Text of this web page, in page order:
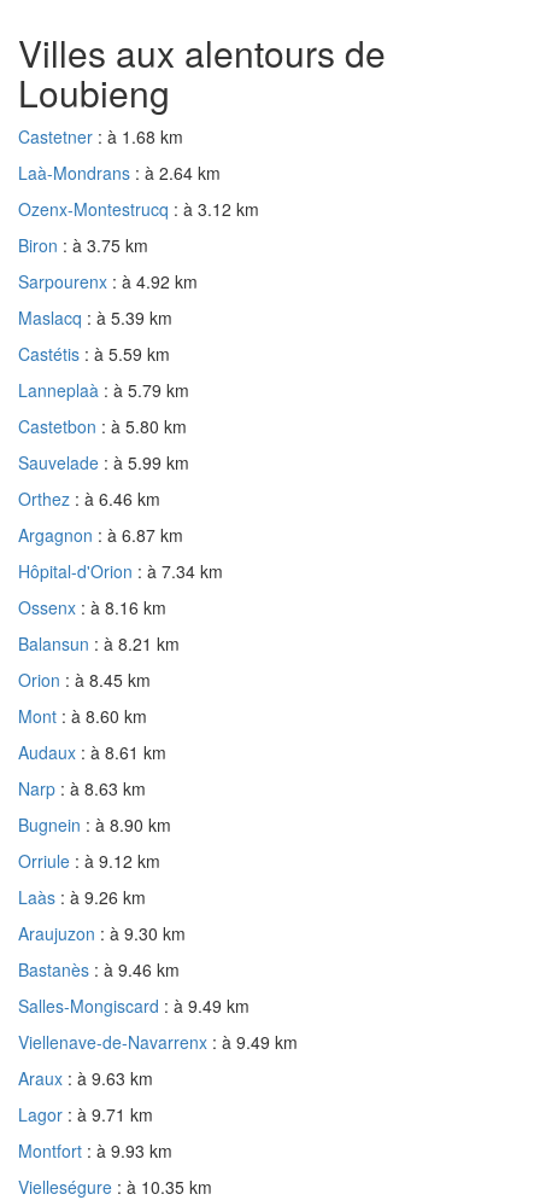
Villes aux alentours de
Loubieng
Castetner : à 1.68 km
Laà-Mondrans : à 2.64 km
Ozenx-Montestrucq : à 3.12 km
Biron : à 3.75 km
Sarpourenx : à 4.92 km
Maslacq : à 5.39 km
Castétis : à 5.59 km
Lanneplaà : à 5.79 km
Castetbon : à 5.80 km
Sauvelade : à 5.99 km
Orthez : à 6.46 km
Argagnon : à 6.87 km
Hôpital-d'Orion : à 7.34 km
Ossenx : à 8.16 km
Balansun : à 8.21 km
Orion : à 8.45 km
Mont : à 8.60 km
Audaux : à 8.61 km
Narp : à 8.63 km
Bugnein : à 8.90 km
Orriule : à 9.12 km
Laàs : à 9.26 km
Araujuzon : à 9.30 km
Bastanès : à 9.46 km
Salles-Mongiscard : à 9.49 km
Viellenave-de-Navarrenx : à 9.49 km
Araux : à 9.63 km
Lagor : à 9.71 km
Montfort : à 9.93 km
Vielleségure : à 10.35 km